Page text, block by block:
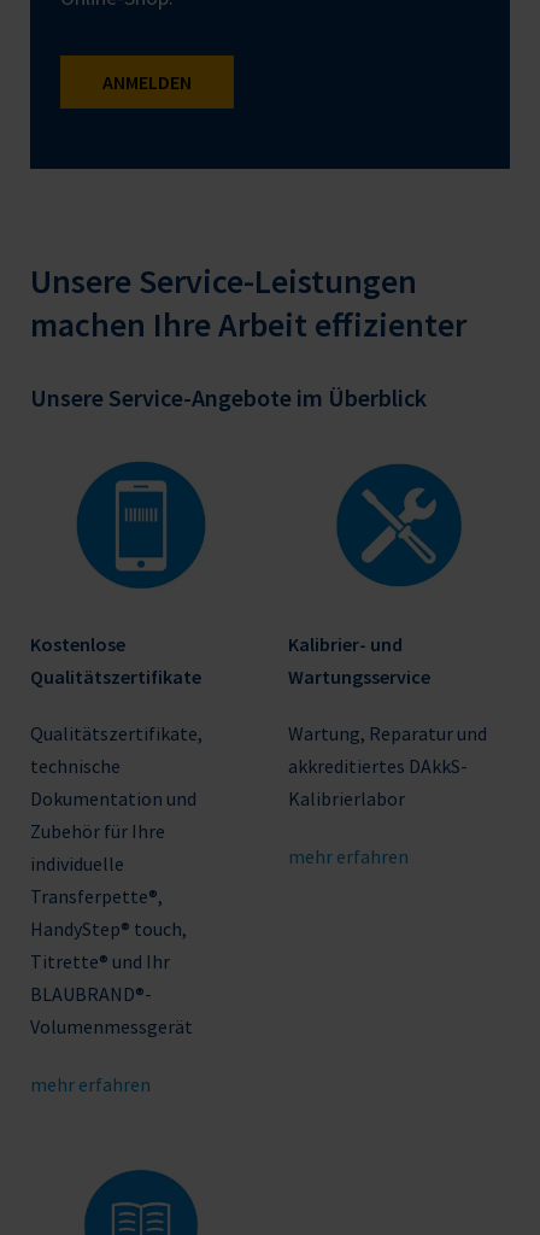
ANMELDEN
Unsere Service-Leistungen
machen Ihre Arbeit effizienter
Unsere Service-Angebote im Überblick
Kostenlose
Qualitätszertifikate
Qualitätszertifikate,
technische
Dokumentation und
Zubehör für Ihre
individuelle
Transferpette®,
HandyStep® touch,
Titrette® und Ihr
BLAUBRAND®-
Volumenmessgerät
mehr erfahren
Kalibrier- und
Wartungsservice
Wartung, Reparatur und
akkreditiertes DAkkS-
Kalibrierlabor
mehr erfahren